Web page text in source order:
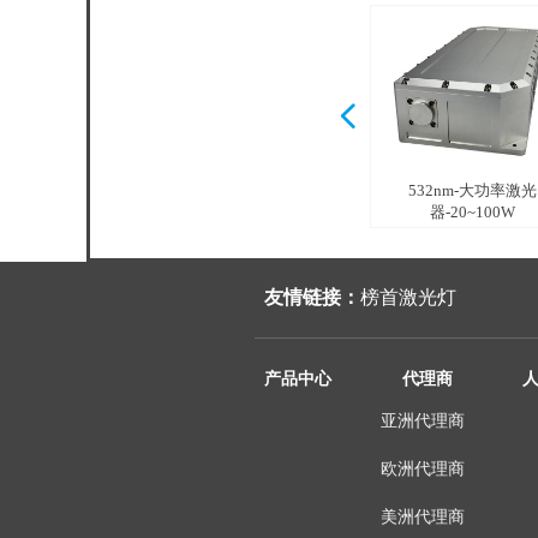
532nm-大功率激光
器-20~100W
넳
产品中心 代理商
亚洲代理商
欧洲代理商
美洲代理商
友情链接： 榜首激光灯